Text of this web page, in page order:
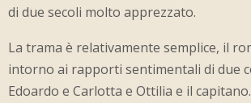
di due secoli molto apprezzato.
La trama è relativamente semplice, il
intorno ai rapporti sentimentali di due
Edoardo e Carlotta e Ottilia e il